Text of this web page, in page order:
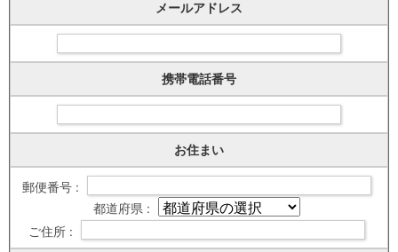
メールアドレス
携帯電話番号
お住まい
郵便番号 :
都道府県 :
ご住所 :